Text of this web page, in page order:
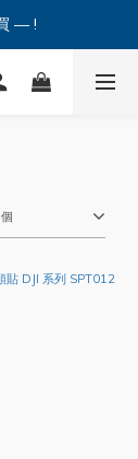
— !
— !